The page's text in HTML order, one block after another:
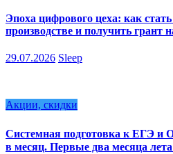
Эпоха цифрового цеха: как
производстве и получить грант
29.07.2026 Sleep
Акции, скидки
Системная подготовка к ЕГЭ и
в месяц. Первые два месяца